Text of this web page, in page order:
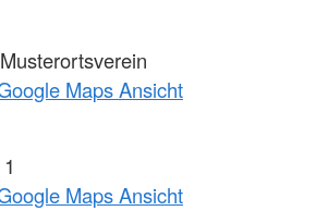
Maps Ansicht
Maps Ansicht